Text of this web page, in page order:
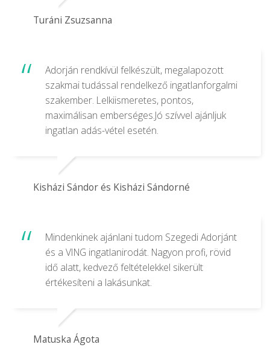
Turáni Zsuzsanna
Adorján rendkívül felkészült, megalapozott
szakmai tudással rendelkező ingatlanforgalmi
szakember. Lelkiismeretes, pontos,
maximálisan emberséges.Jó szívvel ajánljuk
ingatlan adás-vétel esetén.
Kisházi Sándor és Kisházi Sándorné
Mindenkinek ajánlani tudom Szegedi Adorjánt
és a VING ingatlanirodát. Nagyon profi, rövid
idő alatt, kedvező feltételekkel sikerült
értékesíteni a lakásunkat.
Matuska Ágota